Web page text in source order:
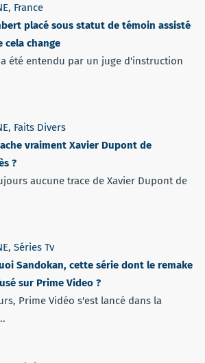
, France
placé sous statut de témoin assisté
cela change
a été entendu par un juge d'instruction
, Faits Divers
vraiment Xavier Dupont de
?
aucune trace de Xavier Dupont de
, Séries Tv
Sandokan, cette série dont le remake
sur Prime Video ?
Prime Vidéo s'est lancé dans la